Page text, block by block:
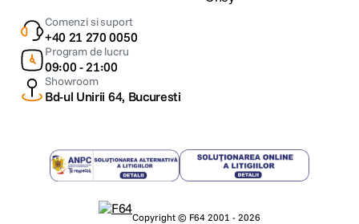
Comenzi si suport
+40 21 270 0050
Program de lucru
09:00 - 21:00
Showroom
Bd-ul Unirii 64, Bucuresti
Copyright © F64 2001 - 2026